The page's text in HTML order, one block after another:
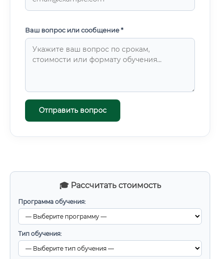
🎓 Рассчитать стоимость
Программа обучения:
Тип обучения:
Ваш вопрос или сообщение *
Отправить вопрос